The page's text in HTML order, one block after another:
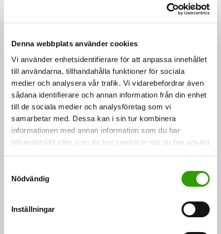
Denna webbplats använder cookies
Vi använder enhetsidentifierare för att anpassa innehållet
till användarna, tillhandahålla funktioner för sociala
medier och analysera vår trafik. Vi vidarebefordrar även
sådana identifierare och annan information från din enhet
till de sociala medier och analysföretag som vi
samarbetar med. Dessa kan i sin tur kombinera
informationen med annan information som du har
tillhandahållit eller som de har samlat in när du har använt
deras tjänster.
Nödvändig
Inställningar
påverkar vattendragen och haven och därigenom
näringsvävarna, fiskbestånden och näringarna. Till
exempel bristen på istäcke kräver anpassning, men
skapar också nya affärsmöjligheter. Att bygga upp ett
kontinuerligt och målinriktat samarbete mellan
företag, förvaltning och forskning är en kritisk aspekt.
spetsprojekt för blå bioekonomi. Sedan hösten 2017
Finlands miljöcentral, VTT, Business Finland, Finlands